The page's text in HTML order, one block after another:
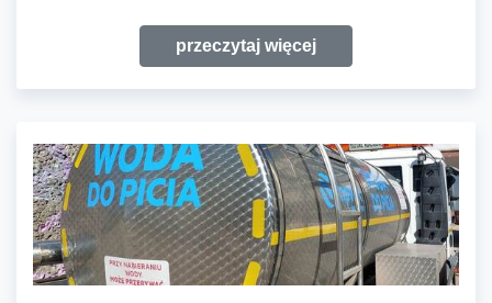
przeczytaj więcej